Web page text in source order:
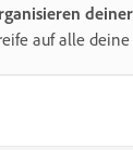
auf alle